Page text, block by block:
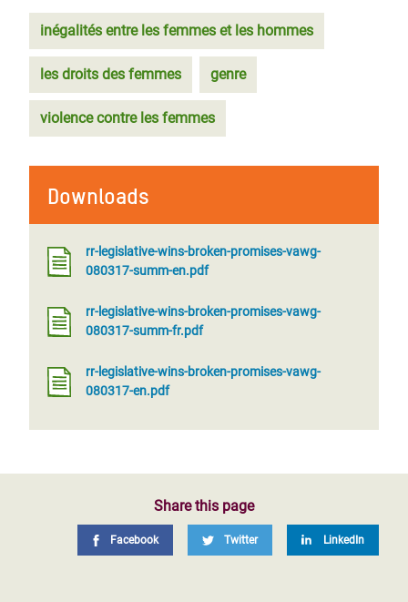
inégalités entre les femmes et les hommes
les droits des femmes genre
violence contre les femmes
Downloads
rr-legislative-wins-broken-promises-vawg-
080317-summ-en.pdf
rr-legislative-wins-broken-promises-vawg-
080317-summ-fr.pdf
rr-legislative-wins-broken-promises-vawg-
080317-en.pdf
Share this page
Facebook Twitter LinkedIn